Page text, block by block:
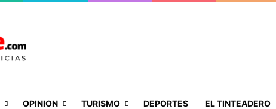
OPINION TURISMO DEPORTES EL TINTEADERO